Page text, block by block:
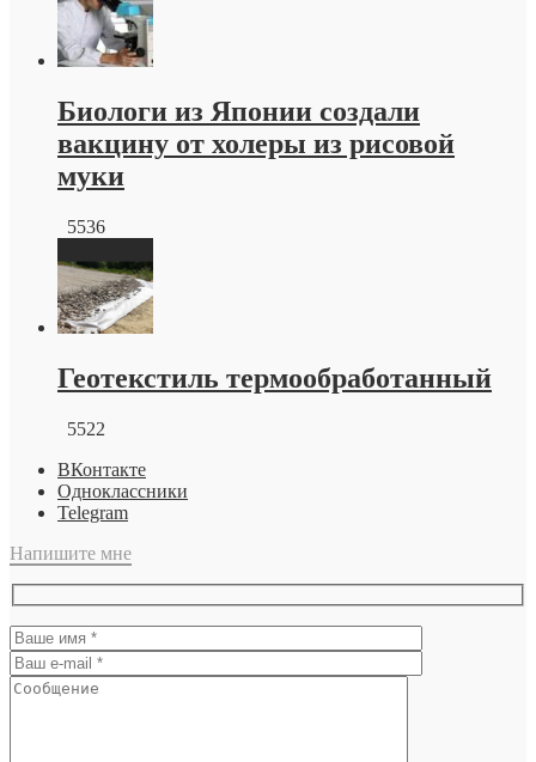
Биологи из Японии создали
вакцину от холеры из рисовой
муки
5536
Геотекстиль термообработанный
5522
ВКонтакте
Одноклассники
Telegram
Напишите мне